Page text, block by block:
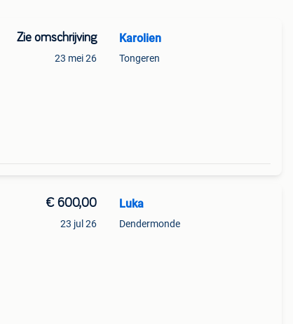
Zie omschrijving
23 mei 26
Karolien
Tongeren
€ 600,00
23 jul 26
Luka
Dendermonde